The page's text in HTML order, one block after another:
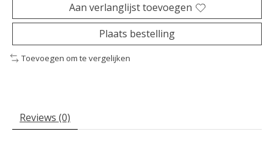
Aan verlanglijst toevoegen
Plaats bestelling
Toevoegen om te vergelijken
Reviews (0)